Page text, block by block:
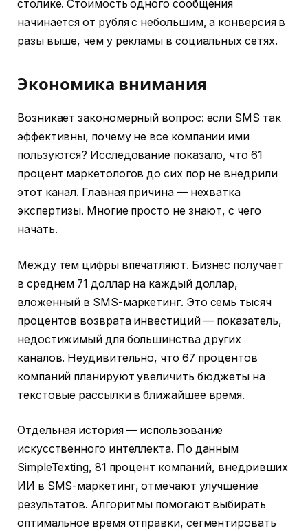
столике. Стоимость одного сообщения
начинается от рубля с небольшим, а конверсия в
разы выше, чем у рекламы в социальных сетях.
Экономика внимания
Возникает закономерный вопрос: если SMS так
эффективны, почему не все компании ими
пользуются? Исследование показало, что 61
процент маркетологов до сих пор не внедрили
этот канал. Главная причина — нехватка
экспертизы. Многие просто не знают, с чего
начать.
Между тем цифры впечатляют. Бизнес получает
в среднем 71 доллар на каждый доллар,
вложенный в SMS-маркетинг. Это семь тысяч
процентов возврата инвестиций — показатель,
недостижимый для большинства других
каналов. Неудивительно, что 67 процентов
компаний планируют увеличить бюджеты на
текстовые рассылки в ближайшее время.
Отдельная история — использование
искусственного интеллекта. По данным
SimpleTexting, 81 процент компаний, внедривших
ИИ в SMS-маркетинг, отмечают улучшение
результатов. Алгоритмы помогают выбирать
оптимальное время отправки, сегментировать